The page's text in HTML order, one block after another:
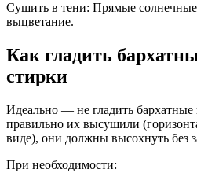
Сушить в тени: Прямые солнечные
выцветание.
Как гладить
стирки
Идеально — не гладить
правильно их высушили
виде), они должны высохнуть без
При необходимости: